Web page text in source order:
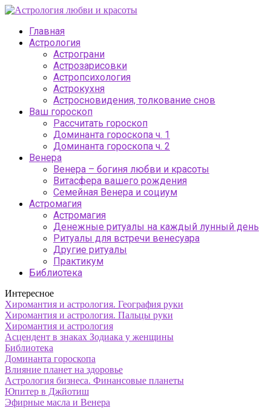
Главная
Астрология
Астрограни
Астрозарисовки
Астропсихология
Астрокухня
Астросновидения, толкование снов
Ваш гороскоп
Рассчитать гороскоп
Доминанта гороскопа ч. 1
Доминанта гороскопа ч. 2
Венера
Венера – богиня любви и красоты
Витасфера вашего рождения
Семейная Венера и социум
Астромагия
Астромагия
Денежные ритуалы на каждый лунный день
Ритуалы для встречи венесуара
Другие ритуалы
Практикум
Библиотека
Интересное
Хиромантия и астрология. География руки
Хиромантия и астрология. Пальцы руки
Хиромантия и астрология
Асцендент в знаках Зодиака у женщины
Библиотека
Доминанта гороскопа
Влияние планет на здоровье
Астрология бизнеса. Финансовые планеты
Юпитер в Джйотиш
Эфирные масла и Венера